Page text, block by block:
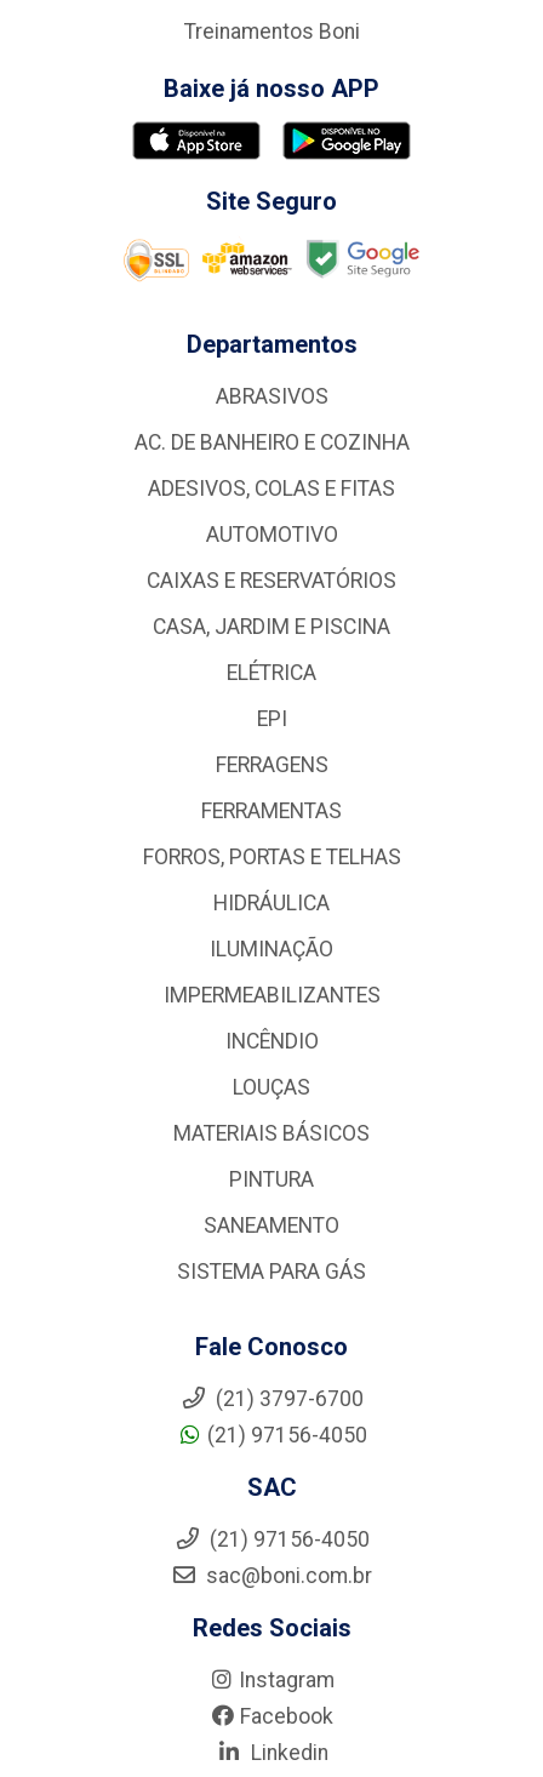
Treinamentos Boni
Baixe já nosso APP
Site Seguro
Departamentos
ABRASIVOS
AC. DE BANHEIRO E COZINHA
ADESIVOS, COLAS E FITAS
AUTOMOTIVO
CAIXAS E RESERVATÓRIOS
CASA, JARDIM E PISCINA
ELÉTRICA
EPI
FERRAGENS
FERRAMENTAS
FORROS, PORTAS E TELHAS
HIDRÁULICA
ILUMINAÇÃO
IMPERMEABILIZANTES
INCÊNDIO
LOUÇAS
MATERIAIS BÁSICOS
PINTURA
SANEAMENTO
SISTEMA PARA GÁS
Fale Conosco
(21) 3797-6700
(21) 97156-4050
SAC
(21) 97156-4050
sac@boni.com.br
Redes Sociais
Instagram
Facebook
Linkedin